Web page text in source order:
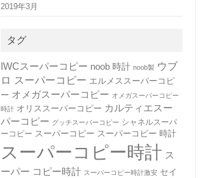
2019年3月
タグ
IWCスーパーコピー noob 時計 noob製 ウブ
ロ スーパーコピー エルメススーパーコピ
ー オメガスーパーコピー オメガスーパーコピー
時計 オリススーパーコピー カルティエスー
パーコピー グッチスーパーコピー シャネルスーパ
ーコピー スーパーコピー スーパーコピー 時計
スーパーコピー時計 ス
ーパー コピー時計 スーパーコピー時計激安 セイ